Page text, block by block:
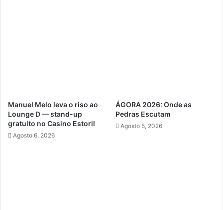
Manuel Melo leva o riso ao
Lounge D — stand-up
gratuito no Casino Estoril
Agosto 6, 2026
ÁGORA 2026: Onde as
Pedras Escutam
Agosto 5, 2026